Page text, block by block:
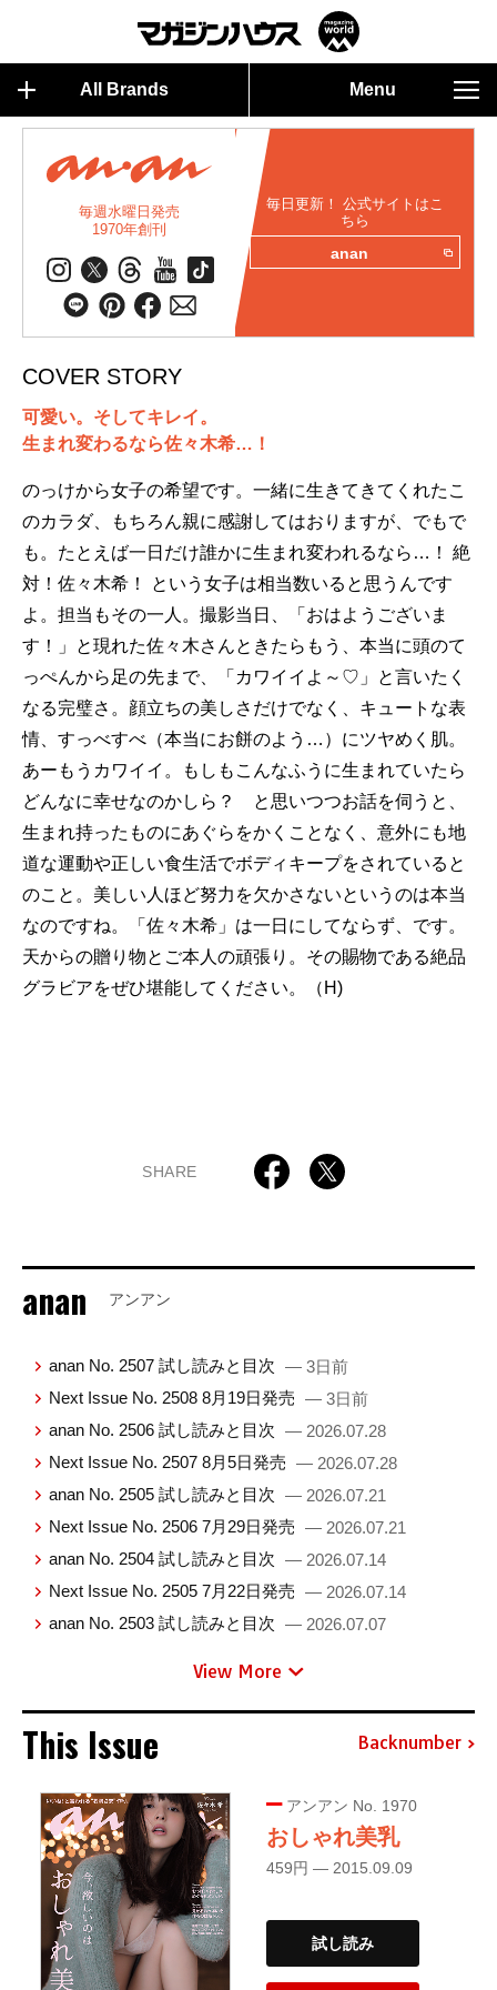
All Brands Menu
毎週水曜日発売
1970年創刊
毎日更新！ 公式サイトはこ
ちら
anan
COVER STORY
可愛い。そしてキレイ。
生まれ変わるなら佐々木希…！
のっけから女子の希望です。一緒に生きてきてくれたこ
のカラダ、もちろん親に感謝してはおりますが、でもで
も。たとえば一日だけ誰かに生まれ変われるなら…！ 絶
対！佐々木希！ という女子は相当数いると思うんです
よ。担当もその一人。撮影当日、「おはようございま
す！」と現れた佐々木さんときたらもう、本当に頭のて
っぺんから足の先まで、「カワイイよ～♡」と言いたく
なる完璧さ。顔立ちの美しさだけでなく、キュートな表
情、すっべすべ（本当にお餅のよう…）にツヤめく肌。
あーもうカワイイ。もしもこんなふうに生まれていたら
どんなに幸せなのかしら？ と思いつつお話を伺うと、
生まれ持ったものにあぐらをかくことなく、意外にも地
道な運動や正しい食生活でボディキープをされていると
のこと。美しい人ほど努力を欠かさないというのは本当
なのですね。「佐々木希」は一日にしてならず、です。
天からの贈り物とご本人の頑張り。その賜物である絶品
グラビアをぜひ堪能してください。（H)
SHARE
anan アンアン
anan No. 2507 試し読みと目次 — 3日前
Next Issue No. 2508 8月19日発売 — 3日前
anan No. 2506 試し読みと目次 — 2026.07.28
Next Issue No. 2507 8月5日発売 — 2026.07.28
anan No. 2505 試し読みと目次 — 2026.07.21
Next Issue No. 2506 7月29日発売 — 2026.07.21
anan No. 2504 試し読みと目次 — 2026.07.14
Next Issue No. 2505 7月22日発売 — 2026.07.14
anan No. 2503 試し読みと目次 — 2026.07.07
View More
This Issue Backnumber
アンアン No. 1970
おしゃれ美乳
459円 — 2015.09.09
試し読み